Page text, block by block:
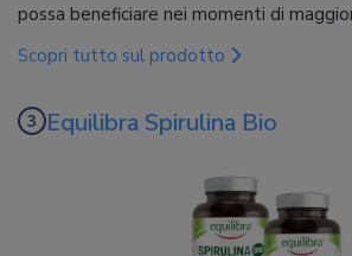
possa beneficiare nei momenti di
Scopri tutto sul prodotto
Equilibra Spirulina Bio